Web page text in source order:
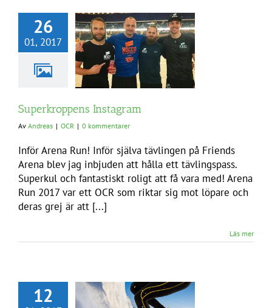
26
01, 2017
Superkroppens Instagram
Av Andreas | OCR | 0 kommentarer
Inför Arena Run! Inför själva tävlingen på Friends
Arena blev jag inbjuden att hålla ett tävlingspass.
Superkul och fantastiskt roligt att få vara med! Arena
Run 2017 var ett OCR som riktar sig mot löpare och
deras grej är att [...]
Läs mer
12